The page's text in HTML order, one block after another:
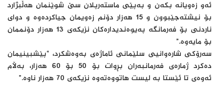
ئه‌و زه‌ویانه‌ بكه‌ن و به‌پێی‌ ماسته‌رپلان سێ‌ شوێنمان هه‌ڵبژارد
بۆ نیشته‌جێبوون و 15 هه‌زار دۆنم زه‌ویمان جیاكرده‌وه‌ و دوای‌
ناردنی‌ بۆ فه‌رمانگه‌ په‌یوه‌ندیداره‌كان نزیكه‌ی‌ 13 هه‌زار دۆنممان
بۆ مایه‌وه‌.”
سه‌رۆكی شاره‌وانیی سلێمانی ئاماژەی بەوەشکرد، “پێشبینیمان
ده‌كرد ژماره‌ی‌ فه‌رمانبه‌ران بڕوات بۆ 50 بۆ 60 هه‌زار، به‌ڵام
ئه‌وه‌ی‌ تا ئێستا به‌ لیست هاتووه‌ته‌وه‌ نزیكه‌ی‌ 70 هه‌زار ناوه‌.”